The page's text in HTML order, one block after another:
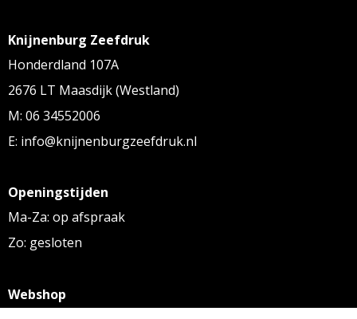
Knijnenburg Zeefdruk
Honderdland 107A
2676 LT Maasdijk (Westland)
M: 06 34552006
E: info@knijnenburgzeefdruk.nl
Openingstijden
Ma-Za: op afspraak
Zo: gesloten
Webshop